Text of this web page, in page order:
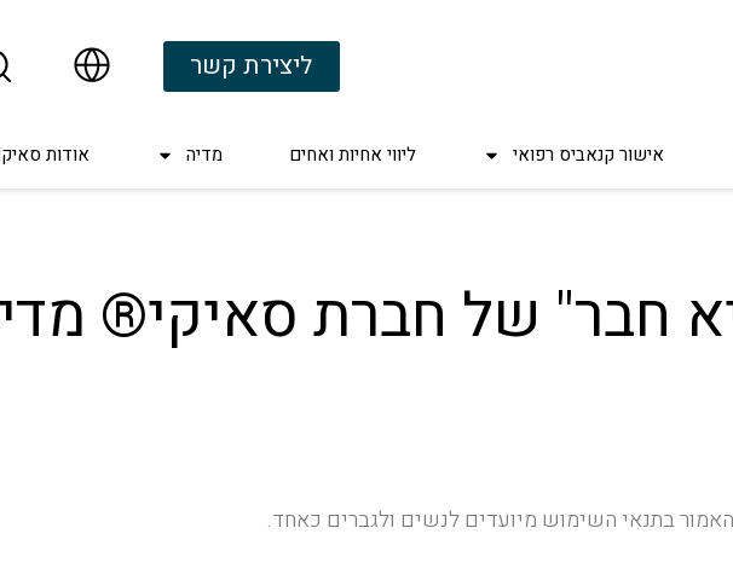
ליצירת קשר
אישור קנאביס רפואי ליווי אחיות ואחים מדיה אודות
חבר" של חברת סאיקי®
בתנאי השימוש מיועדים לנשים ולגברים כאחד.